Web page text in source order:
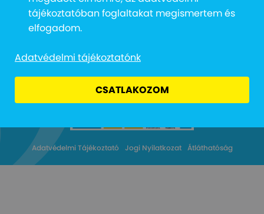
Cím: 1027 Budapest, Margit körút 12.
Email: info@egyuttazautistakert.hu
Bankszámlaszám: 10300002-13790364-00034905
Adatvédelmi Tájékoztató Jogi Nyilatkozat Átláthatóság
tájékoztatóban foglaltakat megismertem és
elfogadom.
Adatvédelmi tájékoztatónk
CSATLAKOZOM